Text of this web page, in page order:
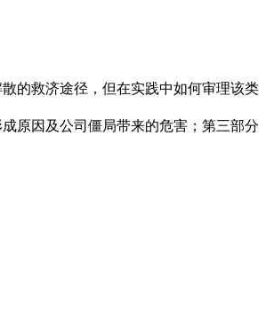
的救济途径，但在实践中如何审理该类
原因及公司僵局带来的危害；第三部分